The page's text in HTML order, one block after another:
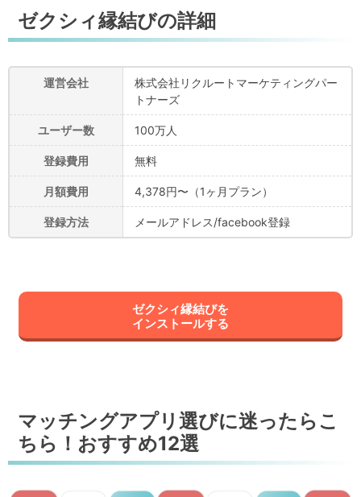
ゼクシィ縁結びの詳細
運営会社
株式会社リクルートマーケティングパー
トナーズ
ユーザー数 100万人
登録費用 無料
月額費用 4,378円〜（1ヶ月プラン）
登録方法 メールアドレス/facebook登録
ゼクシィ縁結びを
インストールする
マッチングアプリ選びに迷ったらこ
ちら！おすすめ12選